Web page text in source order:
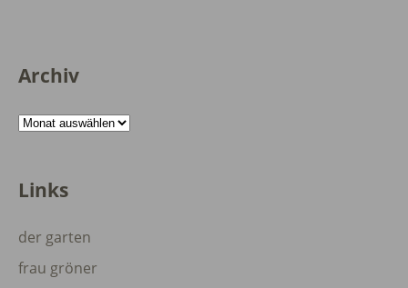
Archiv
Archiv
Links
der garten
frau gröner